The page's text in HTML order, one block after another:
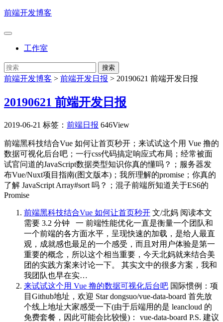
前端开发博客
工作室
前端开发博客 > 前端开发日报 > 20190621 前端开发日报
20190621 前端开发日报
2019-06-21 标签： 前端日报 646View
前端黑科技结合Vue 如何让首页秒开；来试试这个用 Vue 撸的
数据可视化后台吧；一行css代码搞定响应式布局；经常被面
试官问道的JavaScript数据类型知识你真的懂吗？；服务器发
布Vue/Nuxt项目指南(图文版本)；我所理解的promise；你真的
了解 JavaScript Array#sort 吗？；混子前端所知道关于ES6的
Promise
前端黑科技结合Vue 如何让首页秒开 文/北妈 阅读本文
需要 3.2 分钟 一 前端性能优化一直是衡量一个团队和
一个前端的各方面水平，呈现快速的加载，是给人最直
观，成就感也最足的一个感受，而且对用户体验是第一
重要的概念，所以这个相当重要，今天北妈就来结合美
团的实践方案来讨论一下。 其实文中的很多方案，我和
我团队也早在实…
来试试这个用 Vue 撸的数据可视化后台吧 国际惯例：项
目Github地址，欢迎 Star dongsuo/vue-data-board 首先放
个线上地址大家感受一下(由于后端用的是 leancloud 的
免费套餐，因此可能会比较慢)： vue-data-board P.S. 建议